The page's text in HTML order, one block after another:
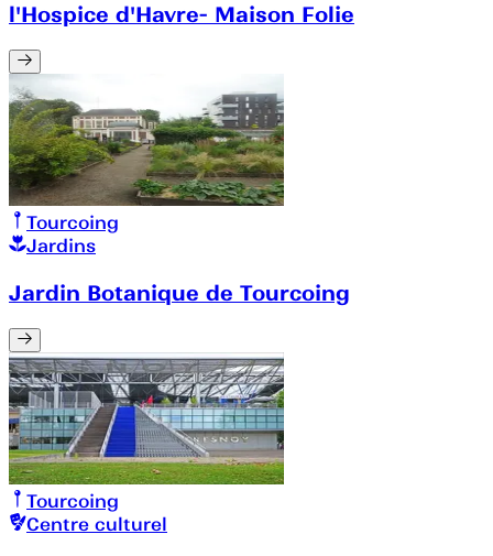
l'Hospice d'Havre- Maison Folie
Tourcoing
Jardins
Jardin Botanique de Tourcoing
Tourcoing
Centre culturel